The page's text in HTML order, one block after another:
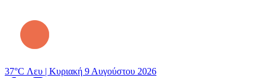
37°C Λευ | Κυριακή 9 Αυγούστου 2026